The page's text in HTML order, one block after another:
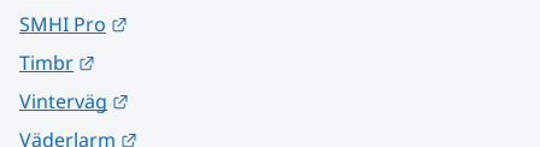
SMHI Pro
Timbr
Vinterväg
Väderlarm